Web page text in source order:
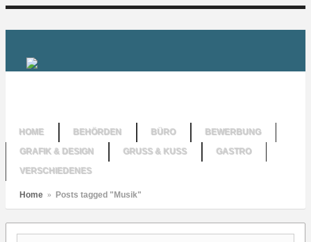
HOME BEHÖRDEN BÜRO
BEWERBUNG
GRAFIK & DESIGN
GRUSS & KUSS
GASTRO
VERSCHIEDENES
Home » Posts tagged "Musik"